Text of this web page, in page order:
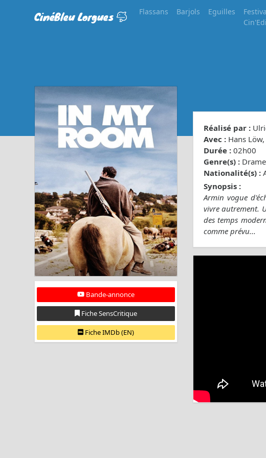
CinéBleu Lorgues Flassans Barjols Eguilles
Bande-annonce
Fiche SensCritique
Fiche IMDb (EN)
Réalisé par :
Avec : Hans
Durée : 02h00
Genre(s) :
Nationalité(s) :
Synopsis :
Armin vogue
vivre autrement.
des temps
comme prévu...